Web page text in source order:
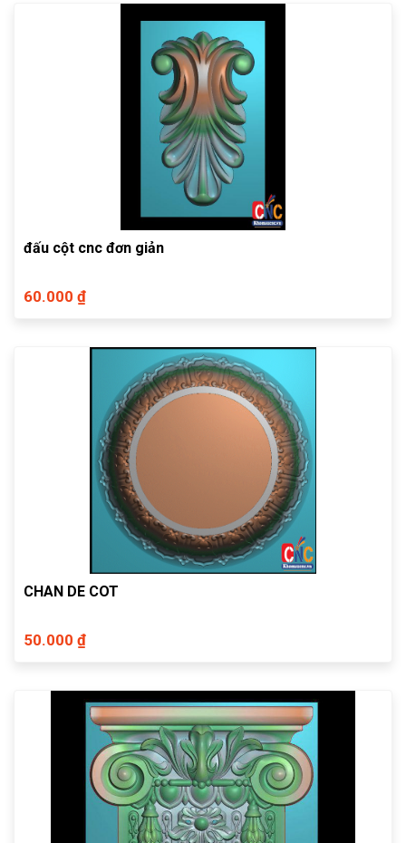
đấu cột cnc đơn giản
60.000 ₫
CHAN DE COT
50.000 ₫